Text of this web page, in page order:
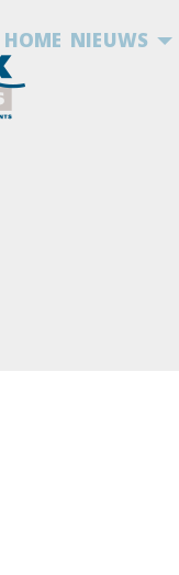
HOME NIEUWS